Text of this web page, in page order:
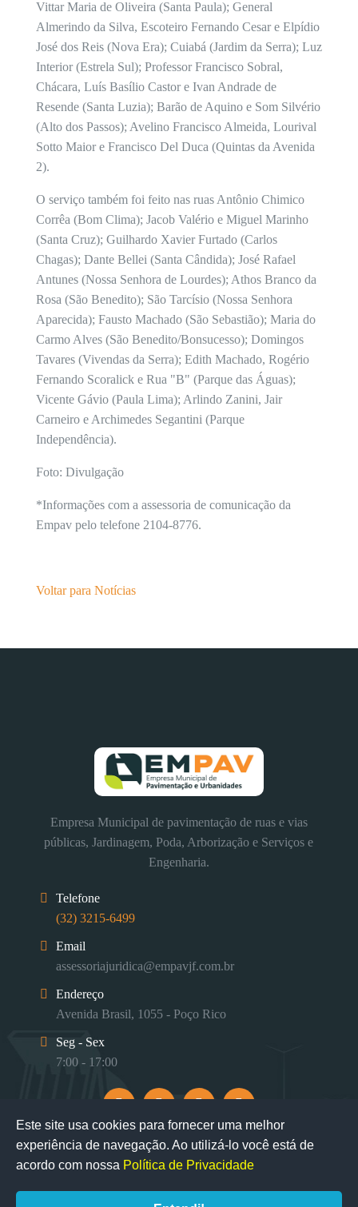
Vittar Maria de Oliveira (Santa Paula); General
Almerindo da Silva, Escoteiro Fernando Cesar e Elpídio
José dos Reis (Nova Era); Cuiabá (Jardim da Serra); Luz
Interior (Estrela Sul); Professor Francisco Sobral,
Chácara, Luís Basílio Castor e Ivan Andrade de
Resende (Santa Luzia); Barão de Aquino e Som Silvério
(Alto dos Passos); Avelino Francisco Almeida, Lourival
Sotto Maior e Francisco Del Duca (Quintas da Avenida
2).
O serviço também foi feito nas ruas Antônio Chimico
Corrêa (Bom Clima); Jacob Valério e Miguel Marinho
(Santa Cruz); Guilhardo Xavier Furtado (Carlos
Chagas); Dante Bellei (Santa Cândida); José Rafael
Antunes (Nossa Senhora de Lourdes); Athos Branco da
Rosa (São Benedito); São Tarcísio (Nossa Senhora
Aparecida); Fausto Machado (São Sebastião); Maria do
Carmo Alves (São Benedito/Bonsucesso); Domingos
Tavares (Vivendas da Serra); Edith Machado, Rogério
Fernando Scoralick e Rua "B" (Parque das Águas);
Vicente Gávio (Paula Lima); Arlindo Zanini, Jair
Carneiro e Archimedes Segantini (Parque
Independência).
Foto: Divulgação
*Informações com a assessoria de comunicação da
Empav pelo telefone 2104-8776.
Voltar para Notícias
Empresa Municipal de pavimentação de ruas e vias
públicas, Jardinagem, Poda, Arborização e Serviços e
Engenharia.
Telefone
(32) 3215-6499
Email
assessoriajuridica@empavjf.com.br
Endereço
Avenida Brasil, 1055 - Poço Rico
Seg - Sex
7:00 - 17:00
Este site usa cookies para fornecer uma melhor
experiência de navegação. Ao utilizá-lo você está de
acordo com nossa Política de Privacidade